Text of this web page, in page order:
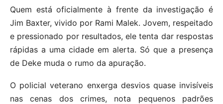
Quem está oficialmente à frente da investigação é
Jim Baxter, vivido por Rami Malek. Jovem, respeitado
e pressionado por resultados, ele tenta dar respostas
rápidas a uma cidade em alerta. Só que a presença
de Deke muda o rumo da apuração.
O policial veterano enxerga desvios quase invisíveis
nas cenas dos crimes, nota pequenos padrões